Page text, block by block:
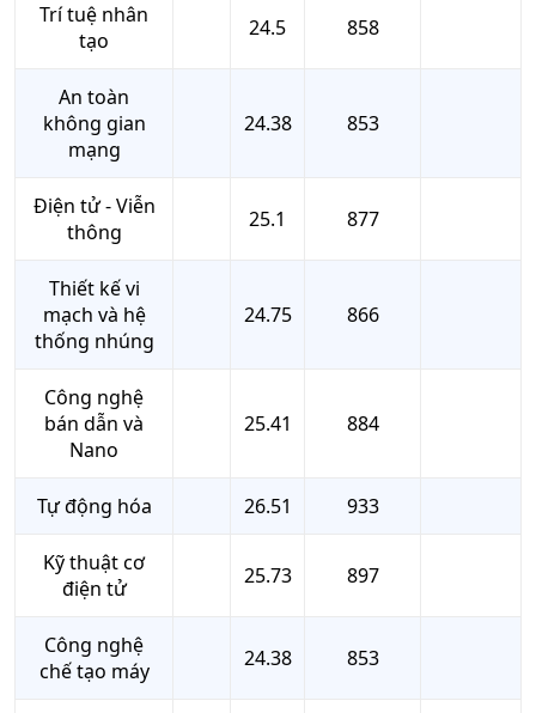
Trí tuệ nhân
tạo
24.5 858
An toàn
không gian
mạng
24.38 853
Điện tử - Viễn
thông
25.1 877
Thiết kế vi
mạch và hệ
thống nhúng
24.75 866
Công nghệ
bán dẫn và
Nano
25.41 884
Tự động hóa 26.51 933
Kỹ thuật cơ
điện tử
25.73 897
Công nghệ
chế tạo máy
24.38 853